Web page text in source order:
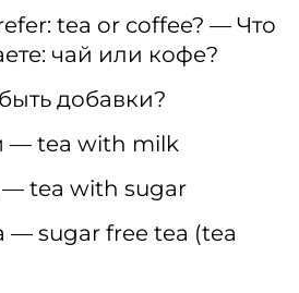
tea or coffee? — Что
чай или кофе?
добавки?
— tea with milk
tea with sugar
— sugar free tea (tea